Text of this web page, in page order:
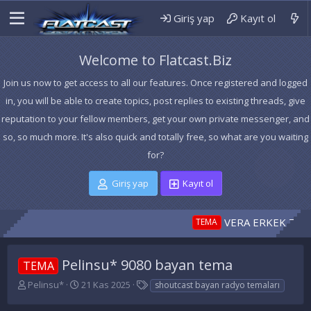
Giriş yap Kayıt ol
Welcome to Flatcast.Biz
Join us now to get access to all our features. Once registered and logged
in, you will be able to create topics, post replies to existing threads, give
reputation to your fellow members, get your own private messenger, and
so, so much more. It's also quick and totally free, so what are you waiting
for?
Giriş yap Kayıt ol
VERA ERKEK TEMA 17
TEMA Pelinsu* 9080 bayan tema
K
Pelinsu*
B
21 Kas 2025
E
t
shoutcast bayan radyo temaları